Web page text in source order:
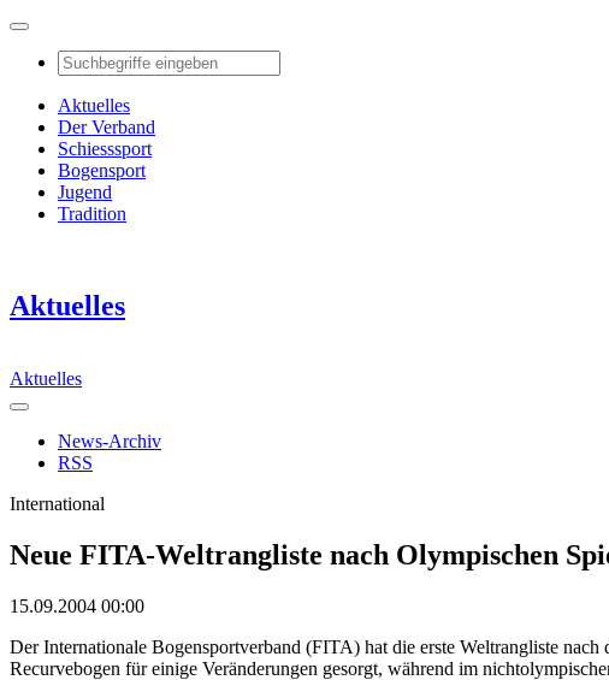
Aktuelles
Der Verband
Schiesssport
Bogensport
Jugend
Tradition
Aktuelles
Aktuelles
News-Archiv
RSS
International
Neue FITA-Weltrangliste nach Olympischen
15.09.2004 00:00
Der Internationale Bogensportverband (FITA) hat die erste Weltrangliste
Recurvebogen für einige Veränderungen gesorgt, während im